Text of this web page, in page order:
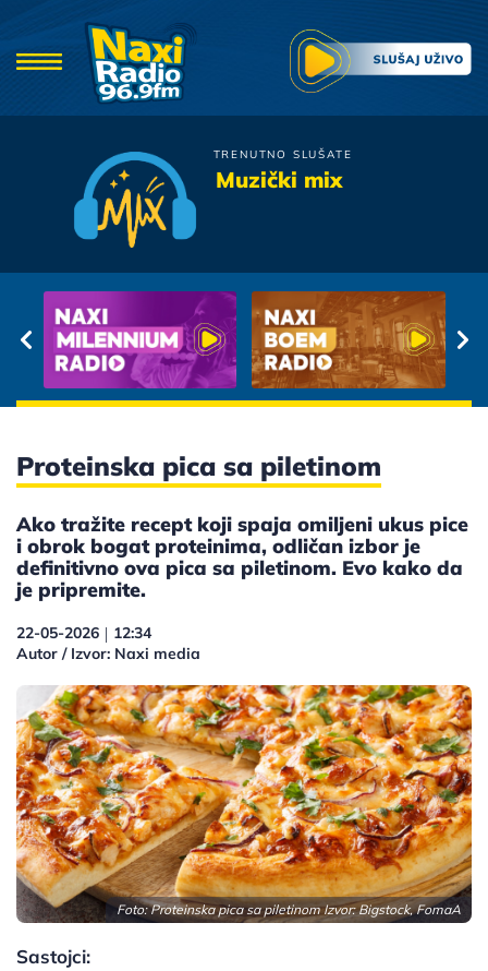
TRENUTNO SLUŠATE
Muzički mixPlavi Orkestar
Proteinska pica sa piletinom
Ako tražite recept koji spaja omiljeni ukus pice
i obrok bogat proteinima, odličan izbor je
definitivno ova pica sa piletinom. Evo kako da
je pripremite.
22-05-2026 | 12:34
Autor / Izvor: Naxi media
Foto: Proteinska pica sa piletinom Izvor: Bigstock, FomaA
Sastojci: